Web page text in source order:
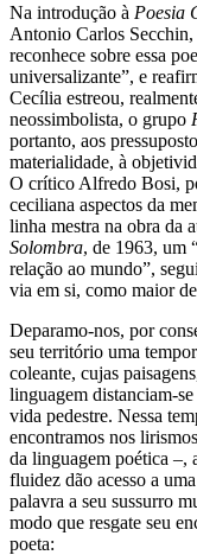
Na introdução à Poesia
Antonio Carlos
reconhece sobre essa
universalizante”, e
Cecília estreou,
neossimbolista, o grupo
portanto, aos
materialidade, à
O crítico Alfredo Bosi,
ceciliana aspectos da
linha mestra na obra da
Solombra, de 1963, um
relação ao mundo”,
via em si, como maior
Deparamo-nos, por
seu território uma
coleante, cujas
linguagem distanciam-
vida pedestre. Nessa
encontramos nos
da linguagem poética –,
fluidez dão acesso a
palavra a seu sussurro
modo que resgate seu
poeta: